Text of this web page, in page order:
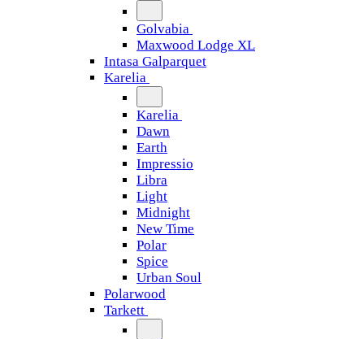
Golvabia
Maxwood Lodge XL
Intasa Galparquet
Karelia
Karelia
Dawn
Earth
Impressio
Libra
Light
Midnight
New Time
Polar
Spice
Urban Soul
Polarwood
Tarkett